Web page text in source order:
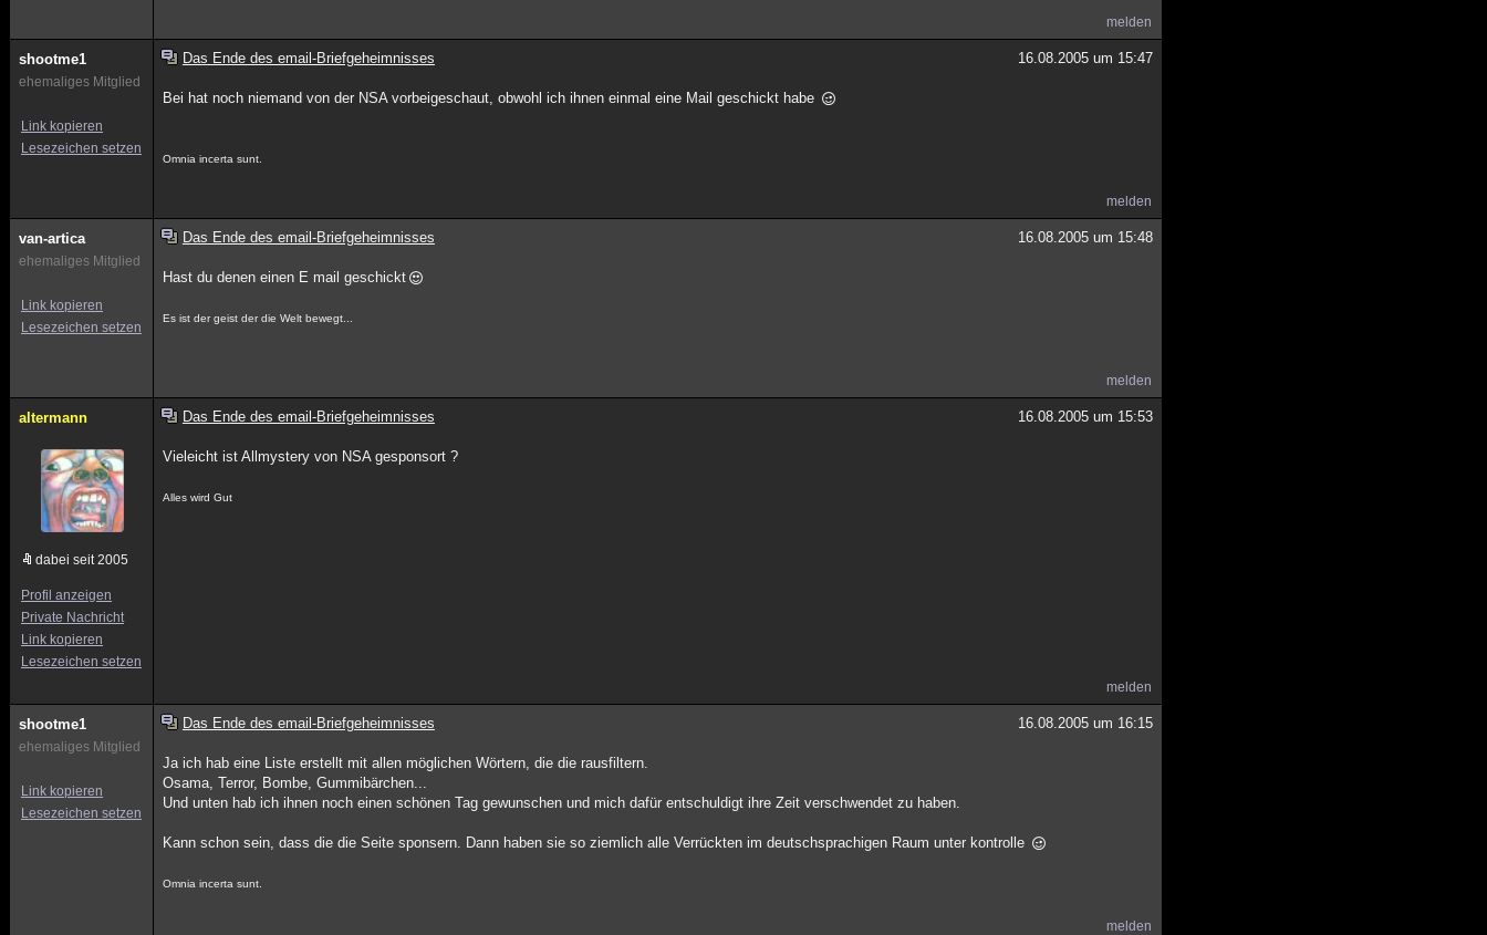
melden
shootme1
ehemaliges Mitglied
Link kopieren
Lesezeichen setzen
Das Ende des email-Briefgeheimnisses 16.08.2005 um 15:47
Bei hat noch niemand von der NSA vorbeigeschaut, obwohl ich ihnen einmal eine Mail geschickt habe
Omnia incerta sunt.
melden
van-artica
ehemaliges Mitglied
Link kopieren
Lesezeichen setzen
Das Ende des email-Briefgeheimnisses 16.08.2005 um 15:48
Hast du denen einen E mail geschickt
Es ist der geist der die Welt bewegt...
melden
altermann
dabei seit 2005
Profil anzeigen
Private Nachricht
Link kopieren
Lesezeichen setzen
Das Ende des email-Briefgeheimnisses 16.08.2005 um 15:53
Vieleicht ist Allmystery von NSA gesponsort ?
Alles wird Gut
melden
shootme1
ehemaliges Mitglied
Link kopieren
Lesezeichen setzen
Das Ende des email-Briefgeheimnisses 16.08.2005 um 16:15
Ja ich hab eine Liste erstellt mit allen möglichen Wörtern, die die rausfiltern.
Osama, Terror, Bombe, Gummibärchen...
Und unten hab ich ihnen noch einen schönen Tag gewunschen und mich dafür entschuldigt ihre Zeit verschwendet zu haben.
Kann schon sein, dass die die Seite sponsern. Dann haben sie so ziemlich alle Verrückten im deutschsprachigen Raum unter kontrolle
Omnia incerta sunt.
melden